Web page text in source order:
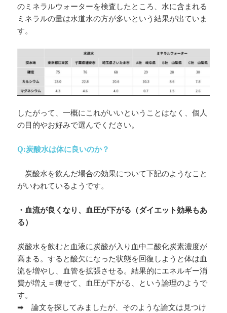
のミネラルウォーターを検査したところ、水に含まれる
ミネラルの量は水道水の方が多いという結果が出ていま
す。
したがって、一概にこれがいいということはなく、個人
の目的やお好みで選んでください。
Q:炭酸水は体に良いのか？
炭酸水を飲んだ場合の効果について下記のようなこと
がいわれているようです。
・血流が良くなり、血圧が下がる（ダイエット効果もあ
る）
炭酸水を飲むと血液に炭酸が入り血中二酸化炭素濃度が
高まる。すると酸欠になった状態を回復しようと体は血
流を増やし、血管を拡張させる。結果的にエネルギー消
費が増え＝痩せて、血圧が下がる、という論理のようで
す。
➡ 論文を探してみましたが、そのような論文は見つけ